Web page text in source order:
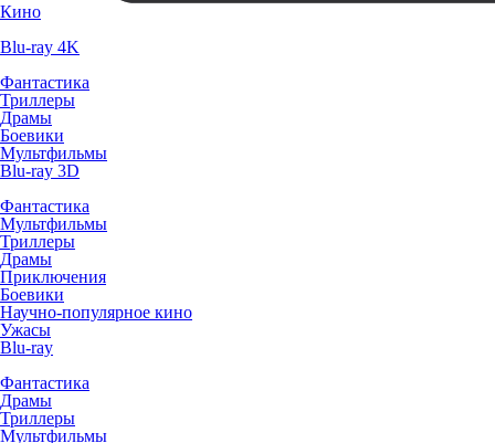
Кино
Blu-ray 4K
Фантастика
Триллеры
Драмы
Боевики
Мультфильмы
Blu-ray 3D
Фантастика
Мультфильмы
Триллеры
Драмы
Приключения
Боевики
Научно-популярное кино
Ужасы
Blu-ray
Фантастика
Драмы
Триллеры
Мультфильмы